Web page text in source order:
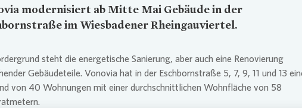
modernisiert ab Mitte Mai Gebäude in der
im Wiesbadener Rheingauviertel.
steht die energetische Sanierung, aber auch eine Renovierung
Gebäudeteile. Vonovia hat in der Eschbornstraße 5, 7, 9, 11 und 13
von 40 Wohnungen mit einer durchschnittlichen Wohnfläche von 58